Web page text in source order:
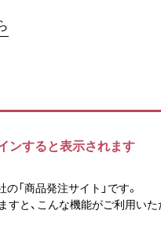
ンすると表示されます
「商品発注サイト」です。
すと、こんな機能がご利用いた